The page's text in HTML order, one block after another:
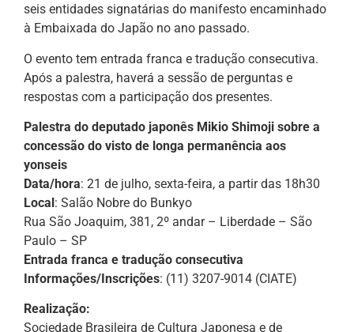
seis entidades signatárias do manifesto encaminhado
à Embaixada do Japão no ano passado.
O evento tem entrada franca e tradução consecutiva.
Após a palestra, haverá a sessão de perguntas e
respostas com a participação dos presentes.
Palestra do deputado japonês Mikio Shimoji sobre a
concessão do visto de longa permanência aos
yonseis
Data/hora: 21 de julho, sexta-feira, a partir das 18h30
Local: Salão Nobre do Bunkyo
Rua São Joaquim, 381, 2º andar – Liberdade – São
Paulo – SP
Entrada franca e tradução consecutiva
Informações/Inscrições: (11) 3207-9014 (CIATE)
Realização:
Sociedade Brasileira de Cultura Japonesa e de